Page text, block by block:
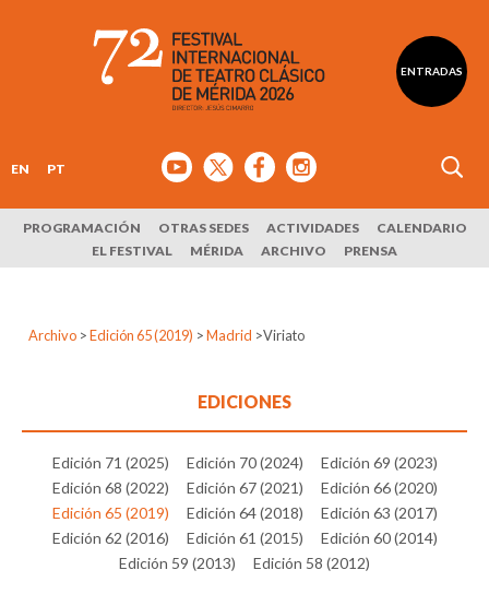
ENTRADAS
EN PT
PROGRAMACIÓN OTRAS SEDES ACTIVIDADES
CALENDARIO
EL FESTIVAL
MÉRIDA ARCHIVO PRENSA
Archivo > Edición 65 (2019) > Madrid >Viriato
EDICIONES
Edición 71 (2025) Edición 70 (2024)
Edición 69 (2023)
Edición 68 (2022)
Edición 67 (2021)
Edición 66 (2020)
Edición 65 (2019)
Edición 64 (2018)
Edición 63 (2017)
Edición 62 (2016)
Edición 61 (2015)
Edición 60 (2014)
Edición 59 (2013)
Edición 58 (2012)